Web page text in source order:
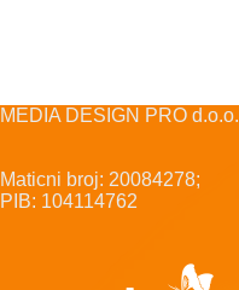
MEDIA DESIGN PRO d.o.o.
Maticni broj: 20084278;
PIB: 104114762